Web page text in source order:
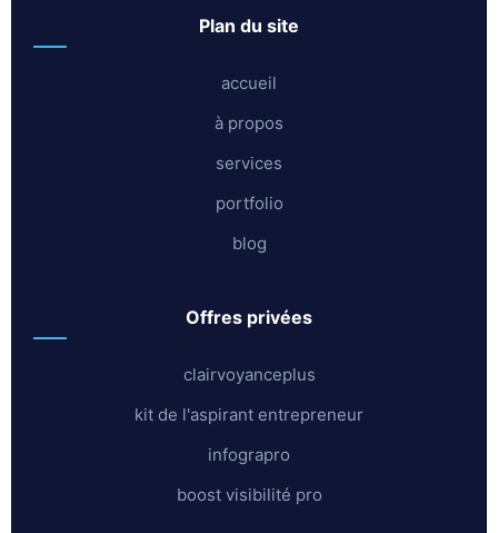
plan du site
accueil
à propos
services
portfolio
blog
offres privées
clairvoyanceplus
kit de l'aspirant entrepreneur
infograpro
boost visibilité pro